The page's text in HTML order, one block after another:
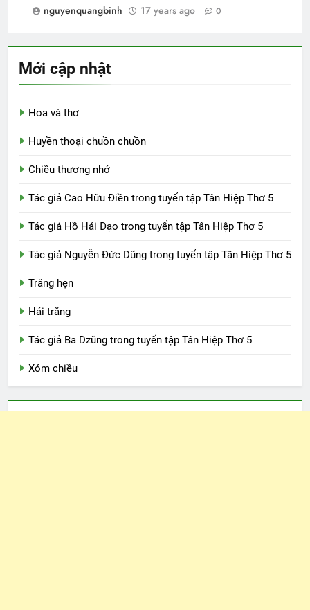
nguyenquangbinh
17 years ago 0
Mới cập nhật
Hoa và thơ
Huyền thoại chuồn chuồn
Chiều thương nhớ
Tác giả Cao Hữu Điền trong tuyển tập Tân Hiệp Thơ 5
Tác giả Hồ Hải Đạo trong tuyển tập Tân Hiệp Thơ 5
Tác giả Nguyễn Đức Dũng trong tuyển tập Tân Hiệp Thơ 5
Trăng hẹn
Hái trăng
Tác giả Ba Dzũng trong tuyển tập Tân Hiệp Thơ 5
Xóm chiều